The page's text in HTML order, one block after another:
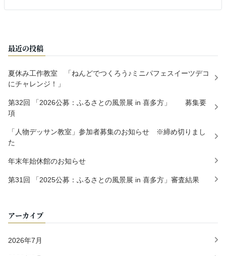
最近の投稿
夏休み工作教室 「ねんどでつくろう♪ミニパフェスイーツデコ
にチャレンジ！」
第32回 「2026公募：ふるさとの風景展 in 喜多方」 募集要
項
「人物デッサン教室」参加者募集のお知らせ ※締め切りまし
た
年末年始休館のお知らせ
第31回 「2025公募：ふるさとの風景展 in 喜多方」審査結果
アーカイブ
2026年7月